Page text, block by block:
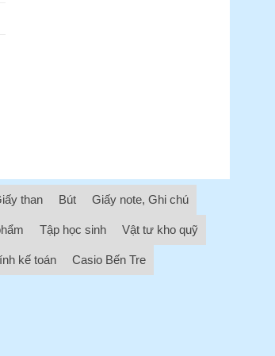
than Bút Giấy note, Ghi chú
Tập học sinh Vật tư kho quỹ
kế toán Casio Bến Tre